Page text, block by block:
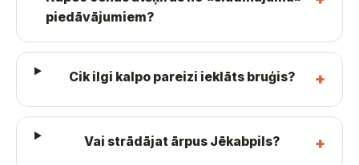
piedāvājumiem?
Cik ilgi kalpo pareizi ieklāts bruģis?
Vai strādājat ārpus Jēkabpils?